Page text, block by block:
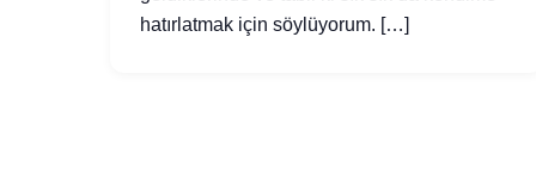
hatırlatmak için söylüyorum. […]